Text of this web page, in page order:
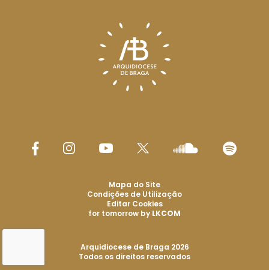
Arquidiocese de Braga 2026
Todos os direitos reservados
Mapa do Site
Condições de Utilização
Editar Cookies
for tomorrow by LKCOM